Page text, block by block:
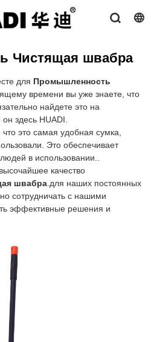
Чистящая швабра
для Промышленность
времени вы уже знаете, что
найдете это на
здесь HUADI.
что это самая удобная сумка,
Это обеспечивает
в использовании..
качество
швабра.для наших постоянных
сотрудничать с нашими
эффективные решения и